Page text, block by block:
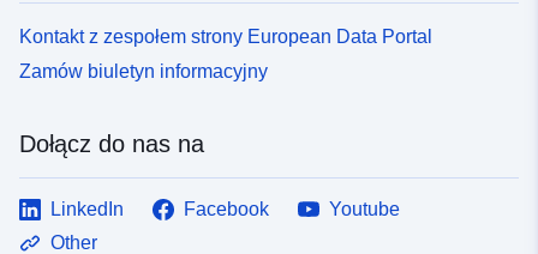
Kontakt z zespołem strony European Data Portal
Zamów biuletyn informacyjny
Dołącz do nas na
LinkedIn Facebook
Youtube
Other